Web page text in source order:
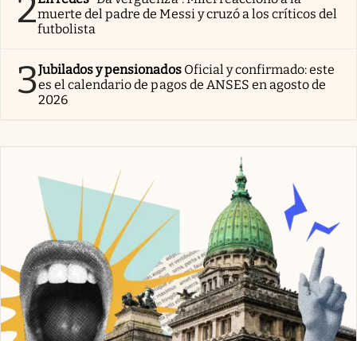
2muerte del padre de Messi y cruzó a los críticos del
futbolista
3Jubilados y pensionados Oficial y confirmado: este
es el calendario de pagos de ANSES en agosto de
2026